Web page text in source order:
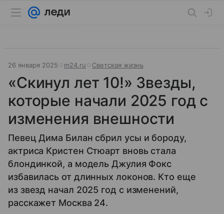
26 января 2025 m24.ru Светская жизнь
«Скинул лет 10!» Звезды,
которые начали 2025 год с
изменения внешности
Певец Дима Билан сбрил усы и бороду,
актриса Кристен Стюарт вновь стала
блондинкой, а модель Джулия Фокс
избавилась от длинных локонов. Кто еще
из звезд начал 2025 год с изменений,
расскажет Москва 24.